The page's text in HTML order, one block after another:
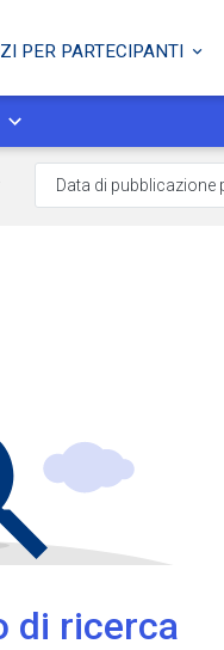
PER PARTECIPANTI
di ricerca